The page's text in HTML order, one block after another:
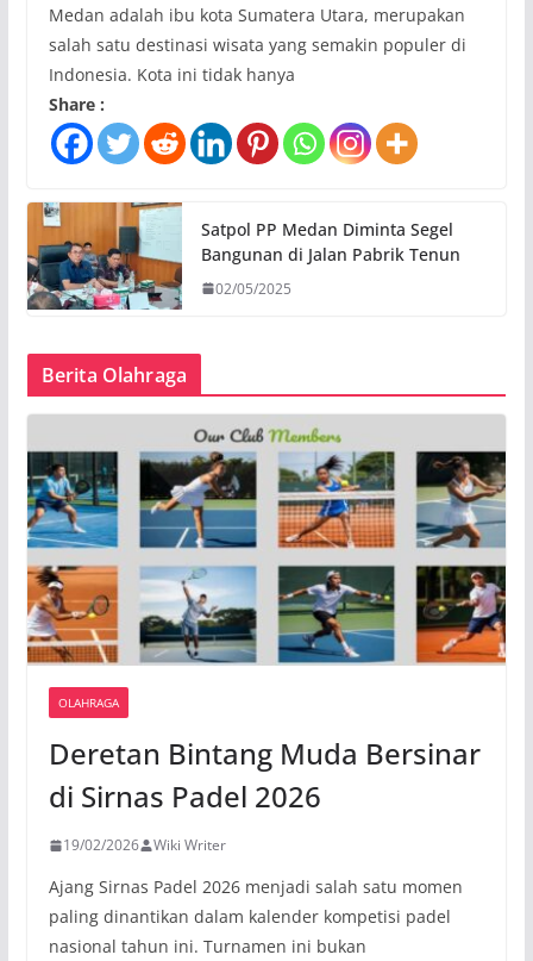
Medan adalah ibu kota Sumatera Utara, merupakan
salah satu destinasi wisata yang semakin populer di
Indonesia. Kota ini tidak hanya
Share :
Satpol PP Medan Diminta Segel
Bangunan di Jalan Pabrik Tenun
02/05/2025
Berita Olahraga
OLAHRAGA
Deretan Bintang Muda Bersinar
di Sirnas Padel 2026
19/02/2026 Wiki Writer
Ajang Sirnas Padel 2026 menjadi salah satu momen
paling dinantikan dalam kalender kompetisi padel
nasional tahun ini. Turnamen ini bukan